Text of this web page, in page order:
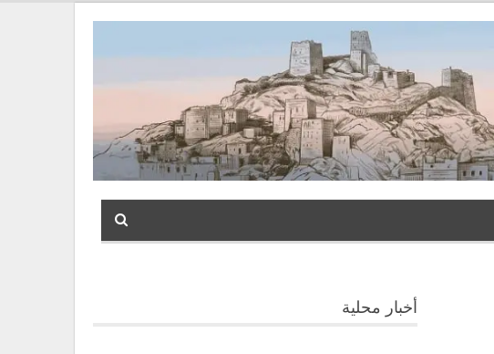
أخبار محلية